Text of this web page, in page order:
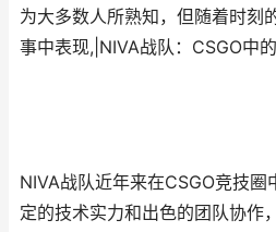
为大多数人所熟知，但随着时刻
事中表现,|NIVA战队：CSGO中
NIVA战队近年来在CSGO竞技圈
定的技术实力和出色的团队协作